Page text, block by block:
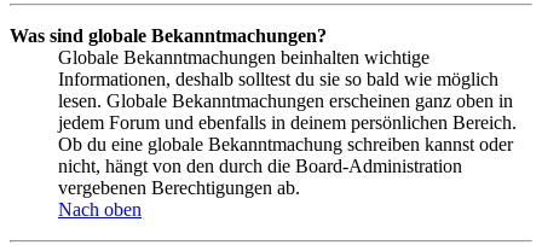
Was sind globale Bekanntmachungen?
Globale Bekanntmachungen beinhalten wichtige
Informationen, deshalb solltest du sie so bald wie möglich
lesen. Globale Bekanntmachungen erscheinen ganz oben in
jedem Forum und ebenfalls in deinem persönlichen Bereich.
Ob du eine globale Bekanntmachung schreiben kannst oder
nicht, hängt von den durch die Board-Administration
vergebenen Berechtigungen ab.
Nach oben